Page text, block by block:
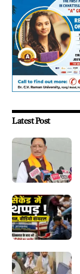
Latest Post